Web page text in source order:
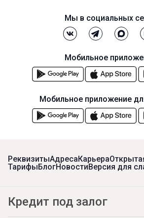
РеквизитыАдресаКарьера
ТарифыБлогНовостиВерсия для
Кредит под залог
Мы в социальных
Мобильное
Мобильное приложение